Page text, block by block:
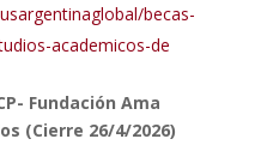
becas-
academicos-de
Fundación Ama
(Cierre 26/4/2026)